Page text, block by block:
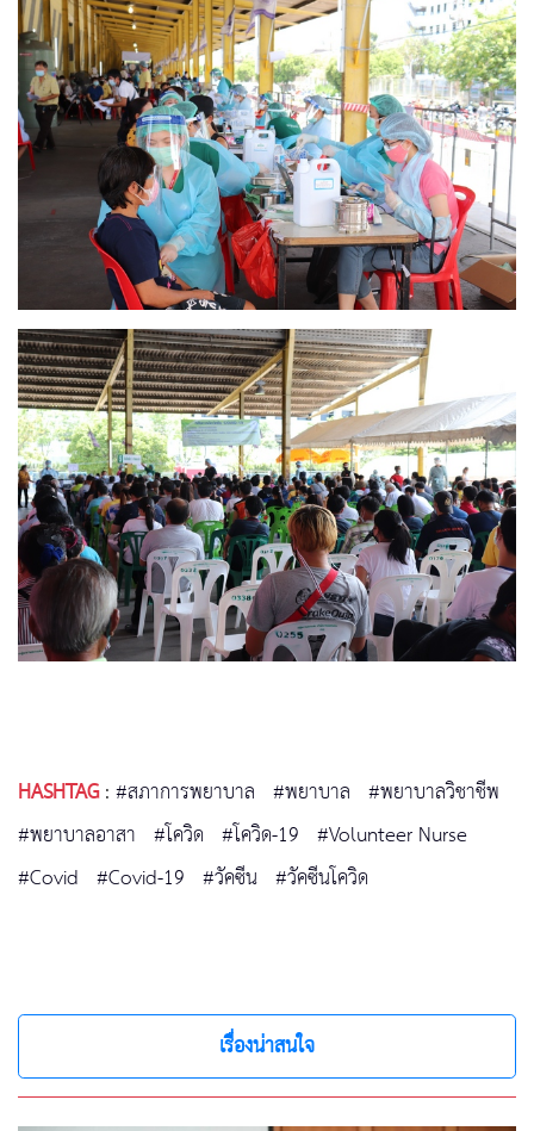
HASHTAG:#สภาการพยาบาล #พยาบาล #พยาบาลวิชาชีพ
#พยาบาลอาสา #โควิด #โควิด-19 #Volunteer Nurse
#Covid #Covid-19 #วัคซีน #วัคซีนโควิด
เรื่องน่าสนใจ